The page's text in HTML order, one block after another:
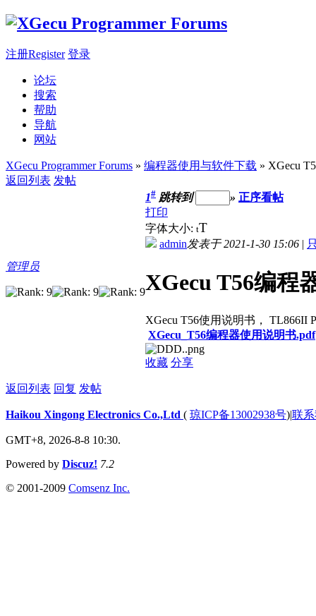
注册Register 登录
论坛
搜索
帮助
导航
网站
XGecu Programmer Forums » 编程器使用与软件下载 » XGecu
返回列表 发帖
管理员
1# 跳转到 » 正序看帖
打印
字体大小: tT
admin发表于 2021-1-30 15:06 |
XGecu T56编程
XGecu T56使用说明书， TL866II
XGecu_T56编程器使用说明书.pdf
收藏 分享
返回列表 回复 发帖
Haikou Xingong Electronics Co.,Ltd ( 琼ICP备13002938号)|联
GMT+8, 2026-8-8 10:30.
Powered by Discuz! 7.2
© 2001-2009 Comsenz Inc.